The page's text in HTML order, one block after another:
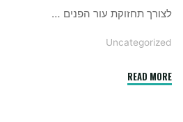
לצורך תחזוקת עור הפנים …
Uncategorized
READ MORE